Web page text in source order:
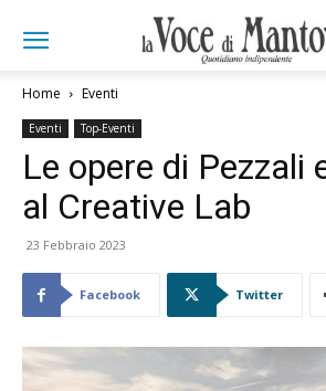
Home Eventi
Eventi Top-Eventi
Le opere di Pezzali
al Creative Lab
23 Febbraio 2023
Facebook Twitter